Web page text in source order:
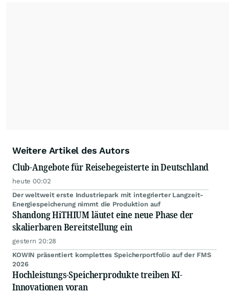
Weitere Artikel des Autors
Club-Angebote für Reisebegeisterte in Deutschland
heute 00:02
Der weltweit erste Industriepark mit integrierter Langzeit-
Energiespeicherung nimmt die Produktion auf
Shandong HiTHIUM läutet eine neue Phase der
skalierbaren Bereitstellung ein
gestern 20:28
KOWIN präsentiert komplettes Speicherportfolio auf der FMS
2026
Hochleistungs-Speicherprodukte treiben KI-
Innovationen voran